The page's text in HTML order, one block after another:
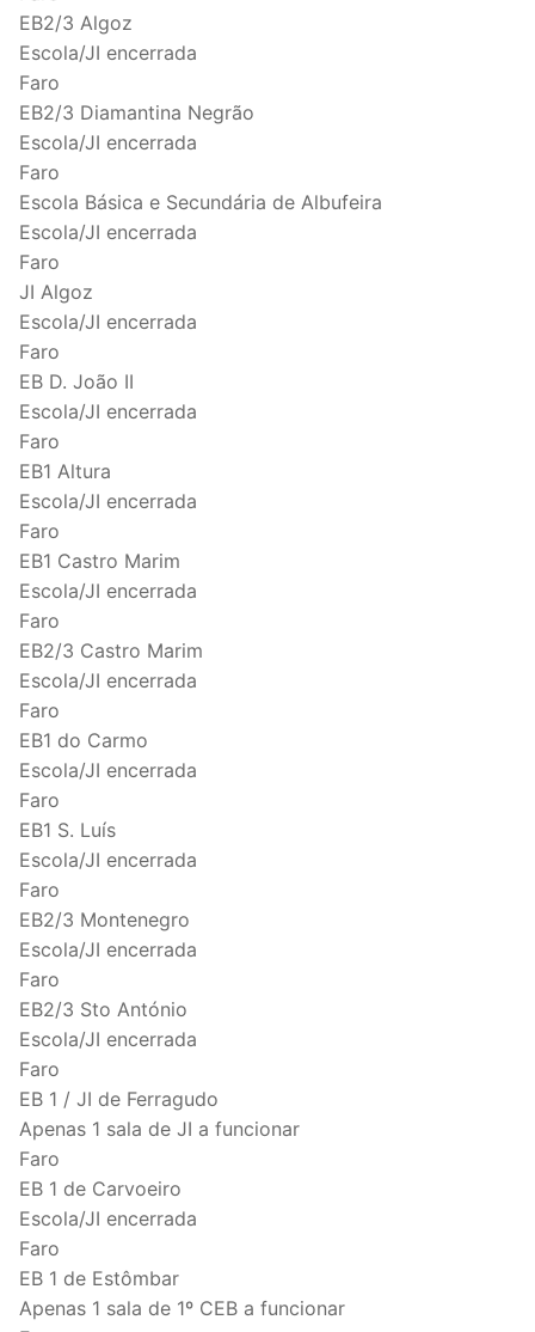
EB2/3 Algoz
Escola/JI encerrada
Faro
EB2/3 Diamantina Negrão
Escola/JI encerrada
Faro
Escola Básica e Secundária de Albufeira
Escola/JI encerrada
Faro
JI Algoz
Escola/JI encerrada
Faro
EB D. João II
Escola/JI encerrada
Faro
EB1 Altura
Escola/JI encerrada
Faro
EB1 Castro Marim
Escola/JI encerrada
Faro
EB2/3 Castro Marim
Escola/JI encerrada
Faro
EB1 do Carmo
Escola/JI encerrada
Faro
EB1 S. Luís
Escola/JI encerrada
Faro
EB2/3 Montenegro
Escola/JI encerrada
Faro
EB2/3 Sto António
Escola/JI encerrada
Faro
EB 1 / JI de Ferragudo
Apenas 1 sala de JI a funcionar
Faro
EB 1 de Carvoeiro
Escola/JI encerrada
Faro
EB 1 de Estômbar
Apenas 1 sala de 1º CEB a funcionar